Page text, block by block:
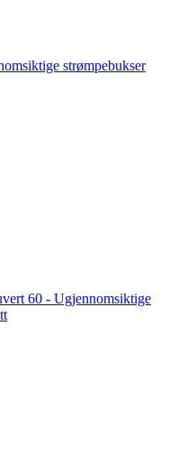
strømpebukser
60 - Ugjennomsiktige